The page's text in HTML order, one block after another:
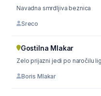
Navadna smrdljiva beznica
Sreco
Gostilna Mlakar
Zelo prijazni jedi po naročilu
Boris Mlakar